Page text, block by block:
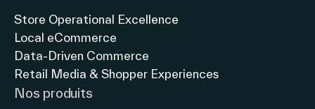
change
douane
Store Operational Excellence
Local eCommerce
Data-Driven Commerce
Retail Media & Shopper Experiences
Nos produits